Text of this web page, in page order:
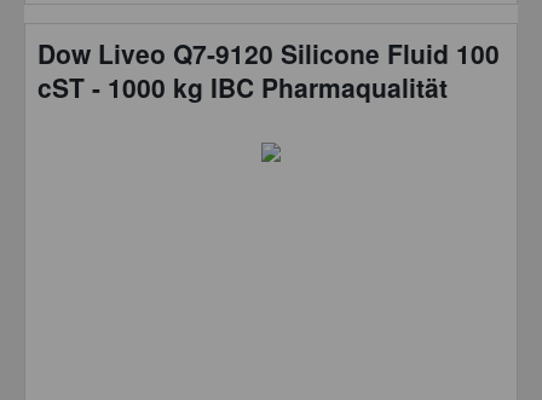
Dow Liveo Q7-9120 Silicone Fluid 100
cST - 1000 kg IBC Pharmaqualität